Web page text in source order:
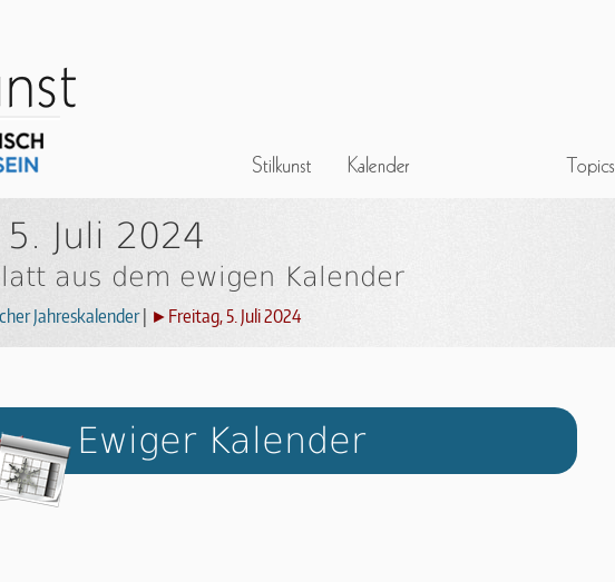
Juli 2024
aus dem ewigen Kalender
Jahreskalender| ►Freitag, 5. Juli 2024
Ewiger Kalender